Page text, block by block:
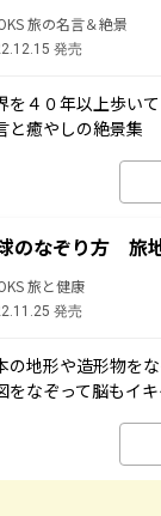
旅の名言＆絶景
発売
を４０年以上歩い
と癒やしの絶景集
のなぞり方 旅
旅と健康
発売
の地形や造形物を
をなぞって脳もイキ